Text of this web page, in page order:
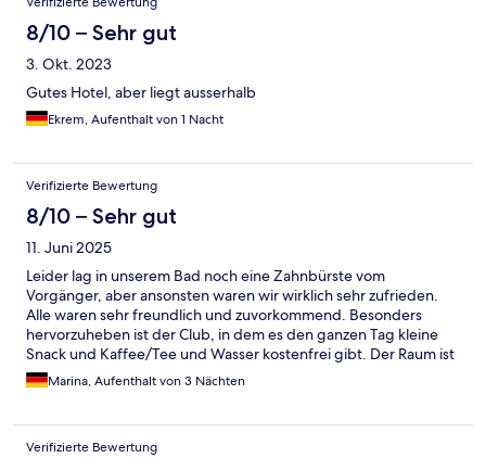
8/10 – Sehr gut
3. Okt. 2023
Gutes Hotel, aber liegt ausserhalb
Ekrem, Aufenthalt von 1 Nacht
Verifizierte Bewertung
8/10 – Sehr gut
11. Juni 2025
Leider lag in unserem Bad noch eine Zahnbürste vom
Vorgänger, aber ansonsten waren wir wirklich sehr zufrieden.
Alle waren sehr freundlich und zuvorkommend. Besonders
hervorzuheben ist der Club, in dem es den ganzen Tag kleine
Snack und Kaffee/Tee und Wasser kostenfrei gibt. Der Raum ist
sehr ansprechend gestaltet. Wir haben uns in Allem sehr wohl
gefühlt
Marina, Aufenthalt von 3 Nächten
Verifizierte Bewertung